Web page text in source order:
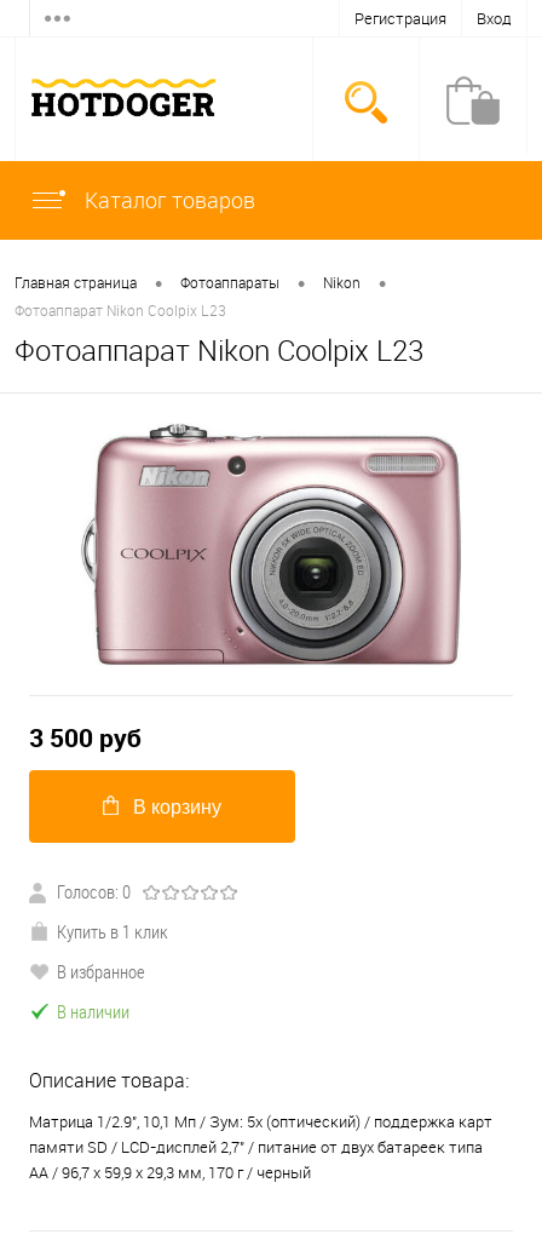
Регистрация Вход
Каталог товаров
Главная страница • Фотоаппараты • Nikon •
Фотоаппарат Nikon Coolpix L23
Фотоаппарат Nikon Coolpix L23
3 500 руб
В корзину
Голосов: 0
Купить в 1 клик
В избранное
В наличии
Описание товара:
Матрица 1/2.9", 10,1 Мп / Зум: 5x (оптический) / поддержка карт
памяти SD / LCD-дисплей 2,7" / питание от двух батареек типа
АА / 96,7 x 59,9 x 29,3 мм, 170 г / черный